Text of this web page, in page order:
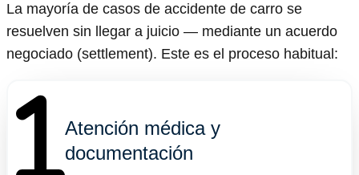
La mayoría de casos de accidente de carro se
resuelven sin llegar a juicio — mediante un acuerdo
negociado (settlement). Este es el proceso habitual:
Atención médica y
documentación